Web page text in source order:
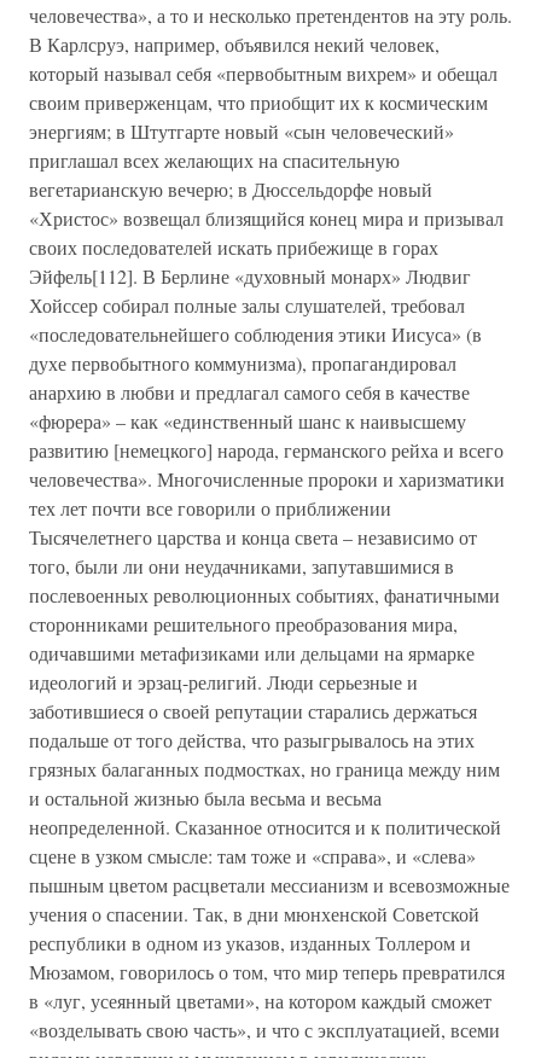
человечества», а то и несколько претендентов на эту роль.
В Карлсруэ, например, объявился некий человек,
который называл себя «первобытным вихрем» и обещал
своим приверженцам, что приобщит их к космическим
энергиям; в Штутгарте новый «сын человеческий»
приглашал всех желающих на спасительную
вегетарианскую вечерю; в Дюссельдорфе новый
«Христос» возвещал близящийся конец мира и призывал
своих последователей искать прибежище в горах
Эйфель[112]. В Берлине «духовный монарх» Людвиг
Хойссер собирал полные залы слушателей, требовал
«последовательнейшего соблюдения этики Иисуса» (в
духе первобытного коммунизма), пропагандировал
анархию в любви и предлагал самого себя в качестве
«фюрера» – как «единственный шанс к наивысшему
развитию [немецкого] народа, германского рейха и всего
человечества». Многочисленные пророки и харизматики
тех лет почти все говорили о приближении
Тысячелетнего царства и конца света – независимо от
того, были ли они неудачниками, запутавшимися в
послевоенных революционных событиях, фанатичными
сторонниками решительного преобразования мира,
одичавшими метафизиками или дельцами на ярмарке
идеологий и эрзац-религий. Люди серьезные и
заботившиеся о своей репутации старались держаться
подальше от того действа, что разыгрывалось на этих
грязных балаганных подмостках, но граница между ним
и остальной жизнью была весьма и весьма
неопределенной. Сказанное относится и к политической
сцене в узком смысле: там тоже и «справа», и «слева»
пышным цветом расцветали мессианизм и всевозможные
учения о спасении. Так, в дни мюнхенской Советской
республики в одном из указов, изданных Толлером и
Мюзамом, говорилось о том, что мир теперь превратился
в «луг, усеянный цветами», на котором каждый сможет
«возделывать свою часть», и что с эксплуатацией, всеми